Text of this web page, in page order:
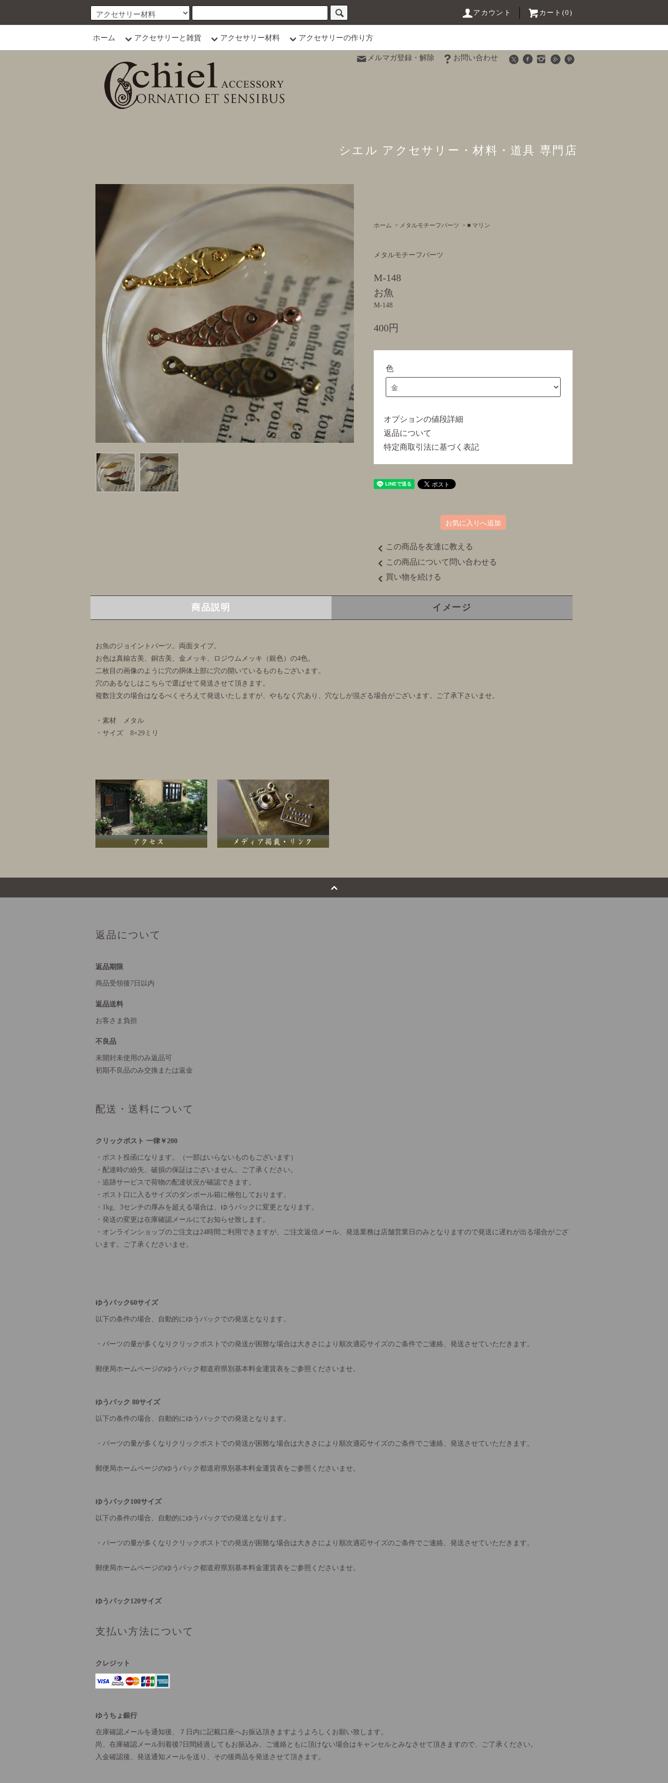
アカウント カート(0)
ホーム アクセサリーと雑貨 アクセサリー材料 アクセサリーの作り方
メルマガ登録・解除 お問い合わせ
シエル アクセサリー・材料・道具 専門店
ホーム > メタルモチーフパーツ > ■ マリン
メタルモチーフパーツ
M-148
お魚
M-148
400円
色
オプションの値段詳細
返品について
特定商取引法に基づく表記
お気に入りへ追加
この商品を友達に教える
この商品について問い合わせる
買い物を続ける
商品説明 イメージ
お魚のジョイントパーツ。両面タイプ。
お色は真鍮古美、銅古美、金メッキ、ロジウムメッキ（銀色）の4色。
二枚目の画像のように穴の胴体上部に穴の開いているものもございます。
穴のあるなしはこちらで選ばせて発送させて頂きます。
複数注文の場合はなるべくそろえて発送いたしますが、やもなく穴あり、穴なしが混ざる場合がございます。ご了承下さいませ。
・素材 メタル
・サイズ 8×29ミリ
返品について
返品期限
商品受領後7日以内
返品送料
お客さま負担
不良品
未開封未使用のみ返品可
初期不良品のみ交換または返金
配送・送料について
クリックポスト 一律￥200
・ポスト投函になります。（一部はいらないものもございます）
・配達時の紛失、破損の保証はございません。ご了承ください。
・追跡サービスで荷物の配達状況が確認できます。
・ポスト口に入るサイズのダンボール箱に梱包しております。
・1kg、3センチの厚みを超える場合は、ゆうパックに変更となります。
・発送の変更は在庫確認メールにてお知らせ致します。
・オンラインショップのご注文は24時間ご利用できますが、ご注文返信メール、発送業務は店舗営業日のみとなりますので発送に遅れが出る場合がござ
います。ご了承くださいませ。
ゆうパック60サイズ
以下の条件の場合、自動的にゆうパックでの発送となります。
・パーツの量が多くなりクリックポストでの発送が困難な場合は大きさにより順次適応サイズのご条件でご連絡、発送させていただきます。
郵便局ホームページのゆうパック都道府県別基本料金運賃表をご参照くださいませ。
ゆうパック 80サイズ
以下の条件の場合、自動的にゆうパックでの発送となります。
・パーツの量が多くなりクリックポストでの発送が困難な場合は大きさにより順次適応サイズのご条件でご連絡、発送させていただきます。
郵便局ホームページのゆうパック都道府県別基本料金運賃表をご参照くださいませ。
ゆうパック100サイズ
以下の条件の場合、自動的にゆうパックでの発送となります。
・パーツの量が多くなりクリックポストでの発送が困難な場合は大きさにより順次適応サイズのご条件でご連絡、発送させていただきます。
郵便局ホームページのゆうパック都道府県別基本料金運賃表をご参照くださいませ。
ゆうパック120サイズ
支払い方法について
クレジット
ゆうちょ銀行
在庫確認メールを通知後、７日内に記載口座へお振込頂きますようよろしくお願い致します。
尚、在庫確認メール到着後7日間経過してもお振込み、ご連絡ともに頂けない場合はキャンセルとみなさせて頂きますので、ご了承ください。
入金確認後、発送通知メールを送り、その後商品を発送させて頂きます。